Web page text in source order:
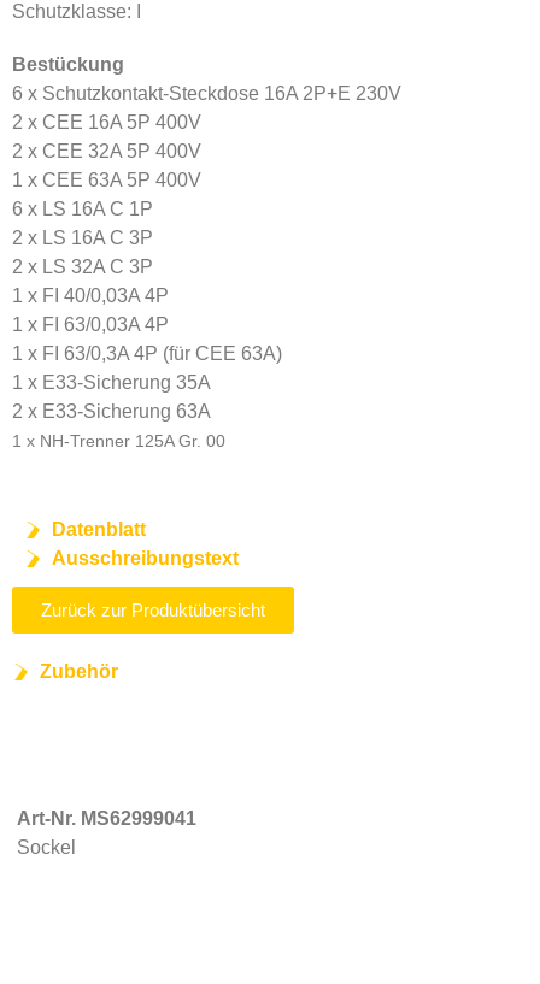
Schutzklasse: I
Bestückung
6 x Schutzkontakt-Steckdose 16A 2P+E 230V
2 x CEE 16A 5P 400V
2 x CEE 32A 5P 400V
1 x CEE 63A 5P 400V
6 x LS 16A C 1P
2 x LS 16A C 3P
2 x LS 32A C 3P
1 x FI 40/0,03A 4P
1 x FI 63/0,03A 4P
1 x FI 63/0,3A 4P (für CEE 63A)
1 x E33-Sicherung 35A
2 x E33-Sicherung 63A
1 x NH-Trenner 125A Gr. 00
Datenblatt
Ausschreibungstext
Zurück zur Produktübersicht
Zubehör
Art-Nr. MS62999041
Sockel